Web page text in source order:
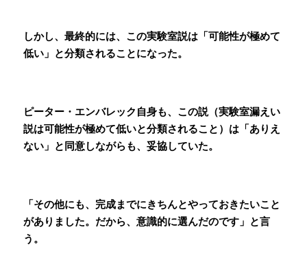
しかし、最終的には、この実験室説は「可能性が極めて
低い」と分類されることになった。
ピーター・エンバレック自身も、この説（実験室漏えい
説は可能性が極めて低いと分類されること）は「ありえ
ない」と同意しながらも、妥協していた。
「その他にも、完成までにきちんとやっておきたいこと
がありました。だから、意識的に選んだのです」と言
う。